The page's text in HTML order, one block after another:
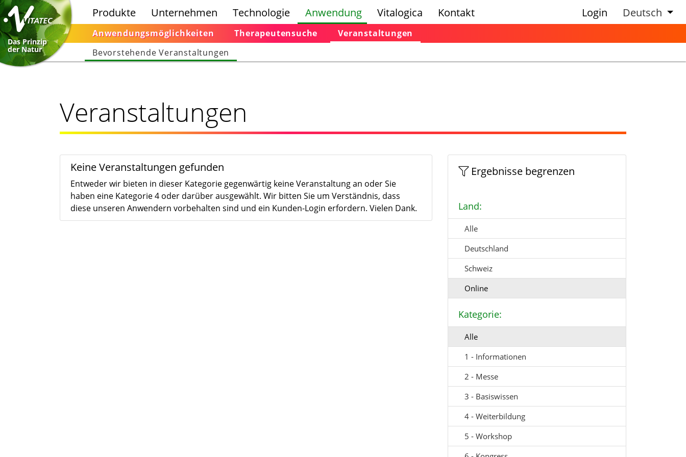
Das Prinzip
der Natur
Produkte Unternehmen Technologie Anwendung
Anwendungsmöglichkeiten Therapeutensuche
Veranstaltungen
Bevorstehende Veranstaltungen
Vitalogica Kontakt Login Deutsch
Veranstaltungen
Keine Veranstaltungen gefunden
Entweder wir bieten in dieser Kategorie gegenwärtig keine Veranstaltung an oder Sie
haben eine Kategorie 4 oder darüber ausgewählt. Wir bitten Sie um Verständnis, dass
diese unseren Anwendern vorbehalten sind und ein Kunden-Login erfordern. Vielen Dank.
Ergebnisse begrenzen
Land:
Alle
Deutschland
Schweiz
Online
Kategorie:
Alle
1 - Informationen
2 - Messe
3 - Basiswissen
4 - Weiterbildung
5 - Workshop